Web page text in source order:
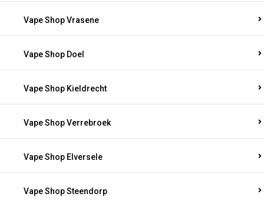
Vape Shop Vrasene
Vape Shop Doel
Vape Shop Kieldrecht
Vape Shop Verrebroek
Vape Shop Elversele
Vape Shop Steendorp